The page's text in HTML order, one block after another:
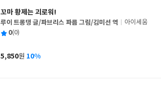
꼬마 황제는 괴로워!
글
쓴
루이 트롱댕 글/파브리스 파름 그림/김미선 역
출
사
아이세움
평 0(0)
가
5,850원 10%